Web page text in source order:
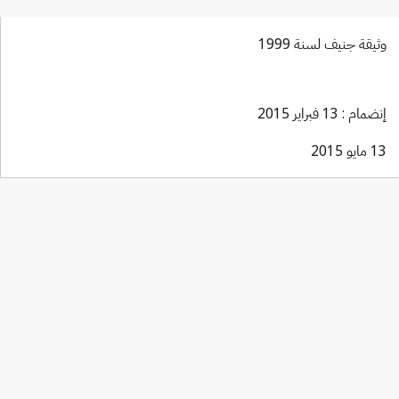
وثيقة جنيف لسنة 1999
إنضمام : 13 فبراير 2015
13 مايو 2015